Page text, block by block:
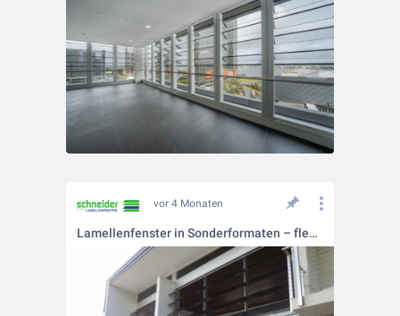
vor 4 Monaten
Lamellenfenster in Sonderformaten – flexibel und maßgeschneidert